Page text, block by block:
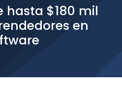
hasta $180 mil
en